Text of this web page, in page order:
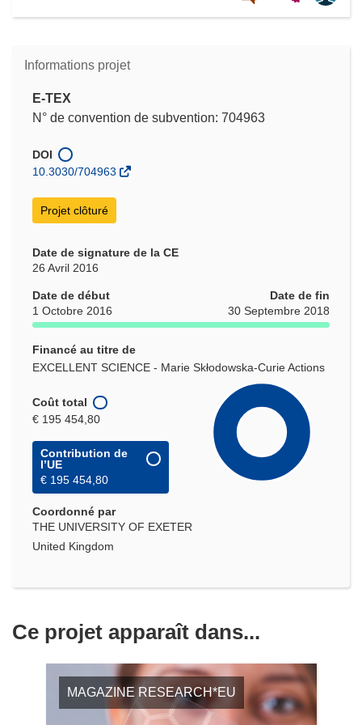
Informations projet
E-TEX
N° de convention de subvention: 704963
DOI
10.3030/704963
Projet clôturé
Date de signature de la CE
26 Avril 2016
Date de début
1 Octobre 2016
Date de fin
30 Septembre 2018
Financé au titre de
EXCELLENT SCIENCE - Marie Skłodowska-Curie Actions
Coût total
€ 195 454,80
Contribution de
l’UE
€ 195 454,80
Coordonné par
THE UNIVERSITY OF EXETER
United Kingdom
Ce projet apparaît dans...
MAGAZINE RESEARCH*EU